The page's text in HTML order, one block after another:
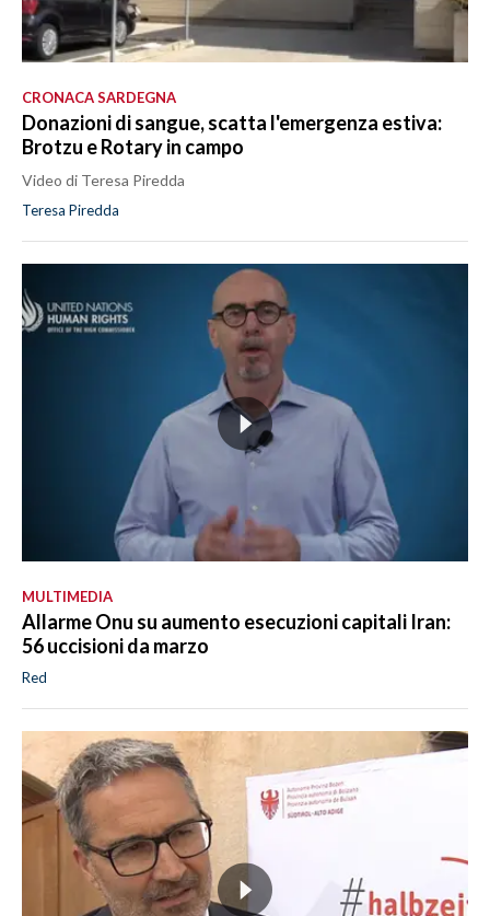
CRONACA SARDEGNA
Donazioni di sangue, scatta l'emergenza estiva:
Brotzu e Rotary in campo
Video di Teresa Piredda
Teresa Piredda
MULTIMEDIA
Allarme Onu su aumento esecuzioni capitali Iran:
56 uccisioni da marzo
Red